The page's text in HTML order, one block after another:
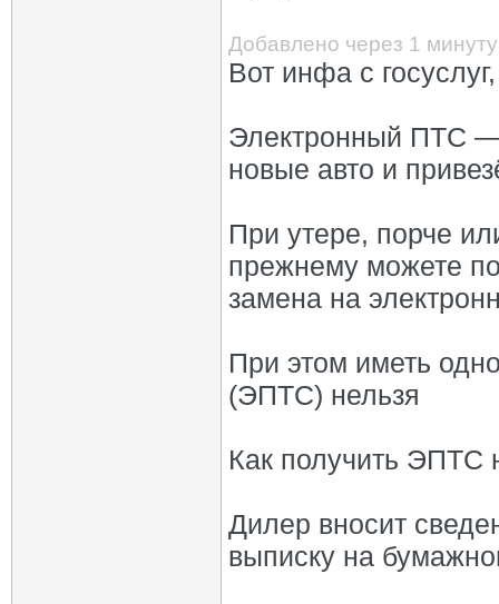
Добавлено через 1 минуту
Вот инфа с
Электронный ПТС —
новые авто и
При утере, порче
прежнему можете
замена на
При этом иметь
(ЭПТС) нельзя
Как получить ЭПТС
Дилер вносит
выписку на